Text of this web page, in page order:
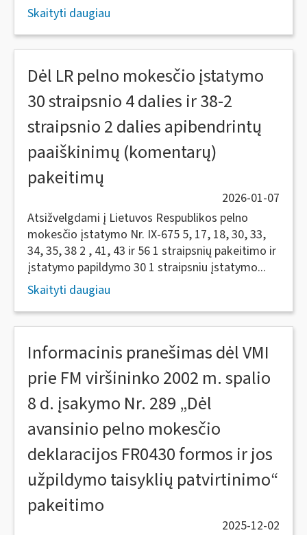
Skaityti daugiau
Dėl LR pelno mokesčio įstatymo
30 straipsnio 4 dalies ir 38-2
straipsnio 2 dalies apibendrintų
paaiškinimų (komentarų)
pakeitimų
2026-01-07
Atsižvelgdami į Lietuvos Respublikos pelno
mokesčio įstatymo Nr. IX-675 5, 17, 18, 30, 33,
34, 35, 38 2 , 41, 43 ir 56 1 straipsnių pakeitimo ir
įstatymo papildymo 30 1 straipsniu įstatymo...
Skaityti daugiau
Informacinis pranešimas dėl VMI
prie FM viršininko 2002 m. spalio
8 d. įsakymo Nr. 289 „Dėl
avansinio pelno mokesčio
deklaracijos FR0430 formos ir jos
užpildymo taisyklių patvirtinimo“
pakeitimo
2025-12-02